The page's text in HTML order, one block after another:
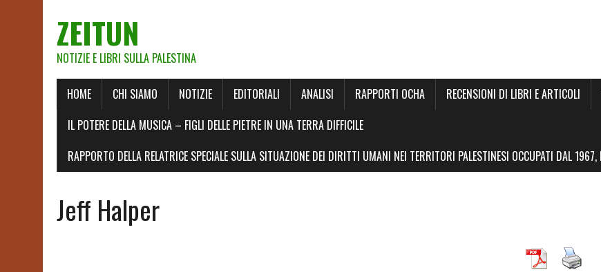
ZEITUN
NOTIZIE E LIBRI SULLA PALESTINA
HOME CHI SIAMO NOTIZIE EDITORIALI ANALISI RAPPORTI OCHA RECENSIONI DI LIBRI E ARTICOLI
IL POTERE DELLA MUSICA – FIGLI DELLE PIETRE IN UNA TERRA DIFFICILE
RAPPORTO DELLA RELATRICE SPECIALE SULLA SITUAZIONE DEI DIRITTI UMANI NEI TERRITORI PALESTINESI OCCUPATI DAL 1967,
Jeff Halper